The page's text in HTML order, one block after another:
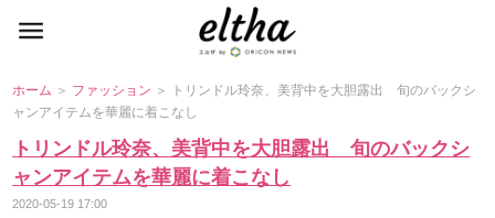
ホーム ＞ ファッション ＞ トリンドル玲奈、美背中を大胆露出 旬のバックシ
ャンアイテムを華麗に着こなし
トリンドル玲奈、美背中を大胆露出 旬のバックシ
ャンアイテムを華麗に着こなし
2020-05-19 17:00